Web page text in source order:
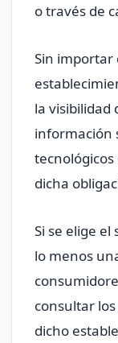
o través de
Sin importar
la visibilidad
información
dicha
Si se elige
lo menos
consultar
dicho